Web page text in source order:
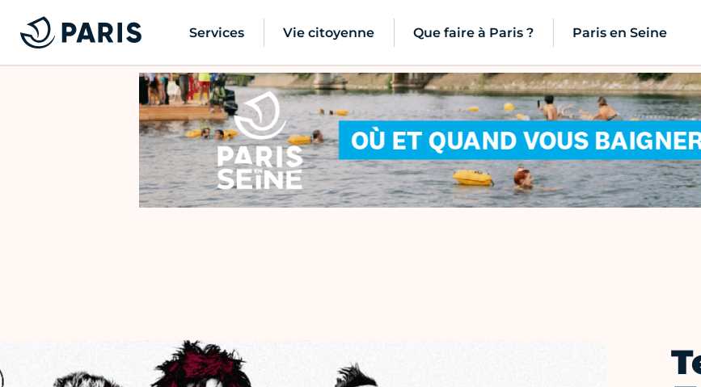
Services Vie citoyenne Que faire à Paris ? Paris en Seine